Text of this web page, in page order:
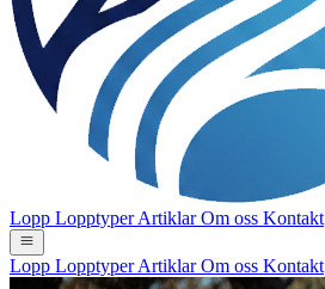
Lopp LopptyperArtiklarOm oss Kontakt
Lopp LopptyperArtiklarOm oss Kontakt